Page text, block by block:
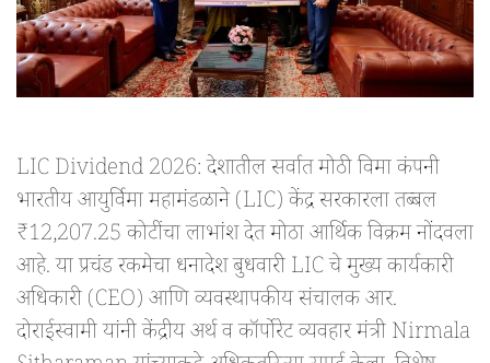
LIC Dividend 2026: देशातील सर्वात मोठी विमा कंपनी
भारतीय आयुर्विमा महामंडळाने (LIC) केंद्र सरकारला तब्बल
₹12,207.25 कोटींचा लाभांश देत मोठा आर्थिक विक्रम नोंदवला
आहे. या प्रचंड रकमेचा धनादेश बुधवारी LIC चे मुख्य कार्यकारी
अधिकारी (CEO) आणि व्यवस्थापकीय संचालक आर.
दोराईस्वामी यांनी केंद्रीय अर्थ व कॉर्पोरेट व्यवहार मंत्री Nirmala